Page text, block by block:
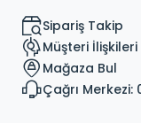
Sipariş Takip
Müşteri İlişkileri
Mağaza Bul
Çağrı